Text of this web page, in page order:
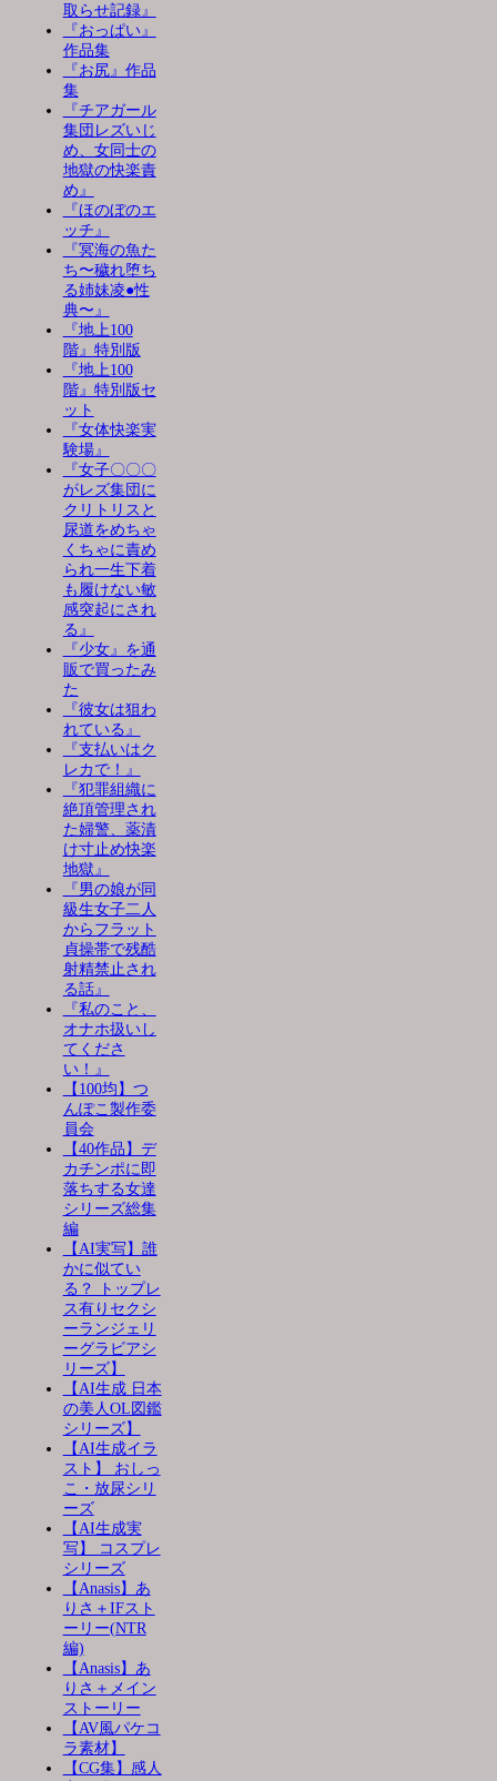
取らせ記録』
『おっぱい』
作品集
『お尻』作品
集
『チアガール
集団レズいじ
め、女同士の
地獄の快楽責
め』
『ほのぼのエ
ッチ』
『冥海の魚た
ち〜穢れ堕ち
る姉妹凌●性
典〜』
『地上100
階』特別版
『地上100
階』特別版セ
ット
『女体快楽実
験場』
『女子〇〇〇
がレズ集団に
クリトリスと
尿道をめちゃ
くちゃに責め
られ一生下着
も履けない敏
感突起にされ
る』
『少女』を通
販で買ったみ
た
『彼女は狙わ
れている』
『支払いはク
レカで！』
『犯罪組織に
絶頂管理され
た婦警、薬漬
け寸止め快楽
地獄』
『男の娘が同
級生女子二人
からフラット
貞操帯で残酷
射精禁止され
る話』
『私のこと、
オナホ扱いし
てくださ
い！』
【100均】つ
んぽこ製作委
員会
【40作品】デ
カチンポに即
落ちする女達
シリーズ総集
編
【AI実写】誰
かに似てい
る？ トップレ
ス有りセクシ
ーランジェリ
ーグラビアシ
リーズ】
【AI生成 日本
の美人OL図鑑
シリーズ】
【AI生成イラ
スト】 おしっ
こ・放尿シリ
ーズ
【AI生成実
写】 コスプレ
シリーズ
【Anasis】あ
りさ＋IFスト
ーリー(NTR
編)
【Anasis】あ
りさ＋メイン
ストーリー
【AV風パケコ
ラ素材】
【CG集】感人